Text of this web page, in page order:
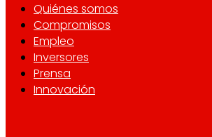
Quiénes somos
Compromisos
Empleo
Inversores
Prensa
Innovación